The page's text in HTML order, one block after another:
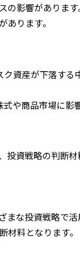
の影響があります
あります。
資産が下落する
や商品市場に影
投資戦略の判断材
まな投資戦略で活
材料となります。